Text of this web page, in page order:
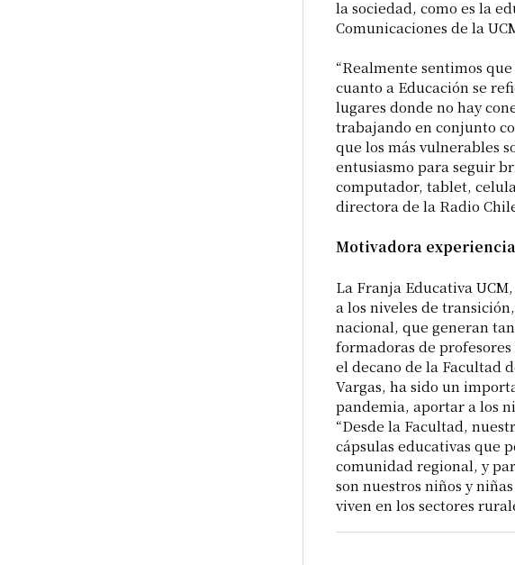
la sociedad, como es la
Comunicaciones de la
“Realmente sentimos
cuanto a Educación se
lugares donde no hay
trabajando en conjunto
que los más vulnerables
entusiasmo para seguir
computador, tablet,
directora de la Radio
Motivadora experiencia
La Franja Educativa
a los niveles de
nacional, que generan
formadoras de
el decano de la Facultad
Vargas, ha sido un
pandemia, aportar a los
“Desde la Facultad,
cápsulas educativas que
comunidad regional, y
son nuestros niños y
viven en los sectores